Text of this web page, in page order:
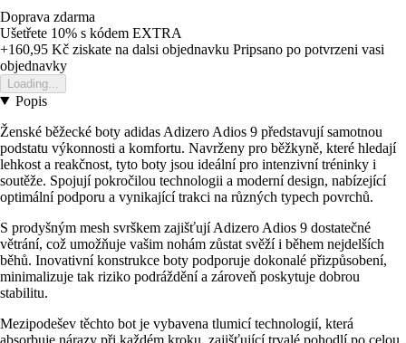
Doprava zdarma
Ušetřete 10% s kódem EXTRA
+160,95 Kč ziskate na dalsi objednavku Pripsano po potvrzeni vasi
objednavky
Loading...
Popis
Ženské běžecké boty adidas Adizero Adios 9 představují samotnou
podstatu výkonnosti a komfortu. Navrženy pro běžkyně, které hledají
lehkost a reakčnost, tyto boty jsou ideální pro intenzivní tréninky i
soutěže. Spojují pokročilou technologii a moderní design, nabízející
optimální podporu a vynikající trakci na různých typech povrchů.
S prodyšným mesh svrškem zajišťují Adizero Adios 9 dostatečné
větrání, což umožňuje vašim nohám zůstat svěží i během nejdelších
běhů. Inovativní konstrukce boty podporuje dokonalé přizpůsobení,
minimalizuje tak riziko podráždění a zároveň poskytuje dobrou
stabilitu.
Mezipodešev těchto bot je vybavena tlumicí technologií, která
absorbuje nárazy při každém kroku, zajišťující trvalé pohodlí po celou